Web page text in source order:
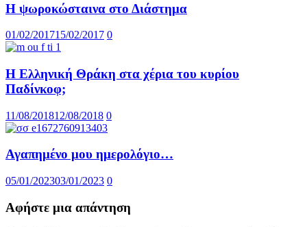
Η ψωροκώσταινα στο Διάστημα
01/02/201715/02/2017 0
Η Ελληνική Θράκη στα χέρια του κυρίου
Παδίνκοφ;
11/08/201812/08/2018 0
Αγαπημένο μου ημερολόγιο…
05/01/202303/01/2023 0
Αφήστε μια απάντηση